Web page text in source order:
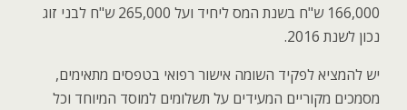
166,000 ש"ח בשנת המס ליחיד ועל 265,000 ש"ח לבני זוג
נכון לשנת 2016
.
יש להמציא לפקיד השומה אישור רפואי בטפסים מתאימים,
מסמכים מקוריים המעידים על תשלומים למוסד המיוחד וכל